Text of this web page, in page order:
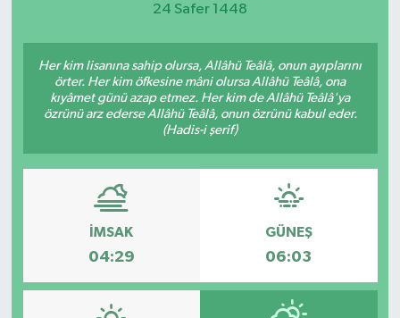
24 Safer 1448
Her kim lisanına sahip olursa, Allâhü Teâlâ, onun ayıplarını
örter. Her kim öfkesine mâni olursa Allâhü Teâlâ, ona
kıyâmet günü azap etmez. Her kim de Allâhü Teâlâ'ya
özrünü arz ederse Allâhü Teâlâ, onun özrünü kabul eder.
(Hadis-i şerif)
İMSAK
04:29
GÜNEŞ
06:03